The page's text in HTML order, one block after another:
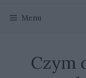
Menu
Czym